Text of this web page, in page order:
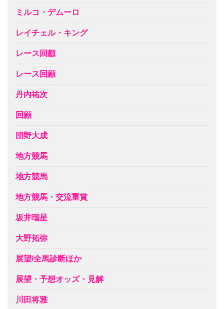
ミルコ・デムーロ
レイチェル・キング
レース回顧
レース回顧
丹内祐次
回顧
団野大成
地方競馬
地方競馬
地方競馬・交流重賞
坂井瑠星
大野拓弥
展望/全馬診断ほか
展望・予想オッズ・見解
川田将雅